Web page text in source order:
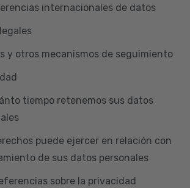
internacionales de datos
y otros mecanismos de seguimiento
tiempo retenemos sus datos
puede ejercer en relación con
de sus datos personales
sobre la privacidad